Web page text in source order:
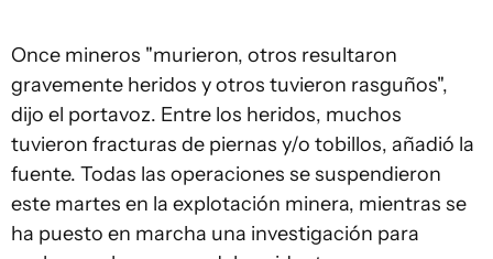
Once mineros "murieron, otros resultaron
gravemente heridos y otros tuvieron rasguños",
dijo el portavoz. Entre los heridos, muchos
tuvieron fracturas de piernas y/o tobillos, añadió la
fuente. Todas las operaciones se suspendieron
este martes en la explotación minera, mientras se
ha puesto en marcha una investigación para